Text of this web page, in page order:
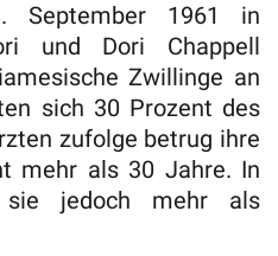
September 1961 in
und Dori Chappell
Zwillinge an
sich 30 Prozent des
zufolge betrug ihre
mehr als 30 Jahre. In
sie jedoch mehr als